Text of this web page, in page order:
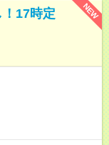
NEW
！17時定